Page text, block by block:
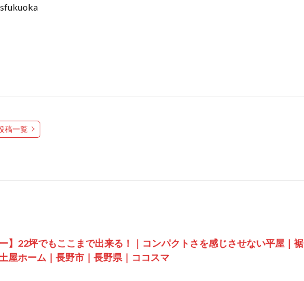
稿一覧
】22坪でもここまで出来る！｜コンパクトさを感じさせない平屋｜裾
屋ホーム｜長野市｜長野県｜ココスマ